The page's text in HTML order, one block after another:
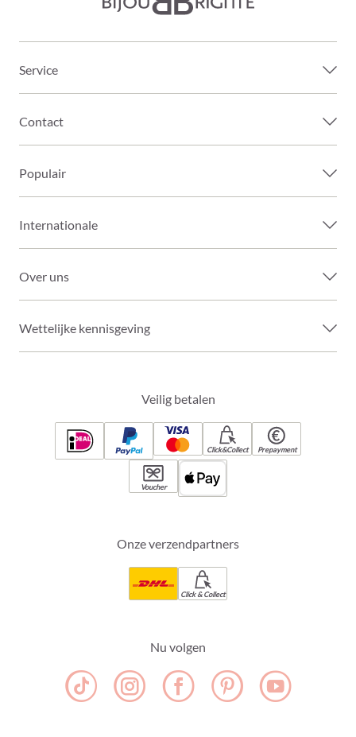
Service
Contact
Populair
Internationale
Over uns
Wettelijke kennisgeving
Veilig betalen
Click&Collect Prepayment
Voucher
Onze verzendpartners
Click & Collect
Nu volgen